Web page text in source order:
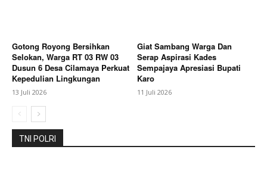
Bagikan Artikel
Berita Lainnya
Belajar Sambil Bermain, Satlantas
Polres Pekalongan Kota Semarakkan Hari Anak
Nasional Lewat Lomba Mewarnai Rambu Lalu Lintas
Gotong Royong Bersihkan
Selokan, Warga RT 03 RW 03
Dusun 6 Desa Cilamaya Perkuat
Kepedulian Lingkungan
13 Juli 2026
Giat Sambang Warga Dan
Serap Aspirasi Kades
Sempajaya Apresiasi Bupati
Karo
11 Juli 2026
TNI POLRI